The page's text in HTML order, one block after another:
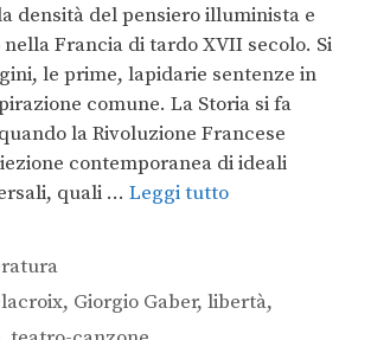
densità del pensiero illuminista e
Francia di tardo XVII secolo. Si
le prime, lapidarie sentenze in
comune. La Storia si fa
la Rivoluzione Francese
contemporanea di ideali
quali … Leggi tutto
, Giorgio Gaber,libertà,